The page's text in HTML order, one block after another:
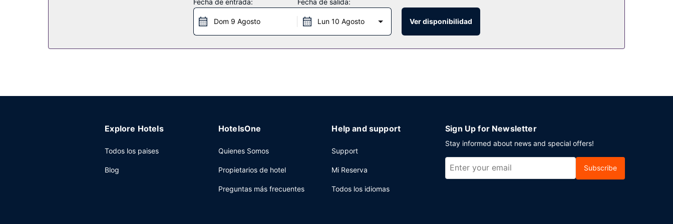
rápidamente al centro comercial o al casino cercano.
Pásate por Terrazza, uno de los 20 restaurantes de este hotel, cuando quieras comer algo. El alojamiento también dispone de servicio de habitaciones las 24 horas y
2 cafeterías. Relájate con un buen refresco en uno de los 5 bares con salón. Se ofrece un desayuno completo todos los días de 07:00 a 10:30 con un coste adicional.
Fecha de entrada:
Dom 9 Agosto
Fecha de salida:
Lun 10 Agosto Ver disponibilidad
Explore Hotels
Todos los paises
Blog
HotelsOne
Quienes Somos
Propietarios de hotel
Preguntas más frecuentes
Help and support
Support
Mi Reserva
Todos los idiomas
Sign Up for Newsletter
Stay informed about news and special offers!
Subscribe